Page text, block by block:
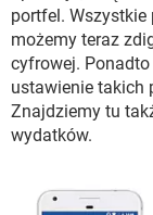
WINDOWS 10
portfel. Wszystkie
możemy teraz
cyfrowej.
ustawienie takich
Znajdziemy tu
wydatków.